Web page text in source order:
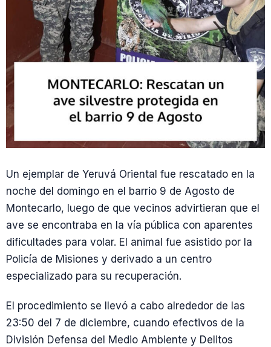
Un ejemplar de Yeruvá Oriental fue rescatado en la
noche del domingo en el barrio 9 de Agosto de
Montecarlo, luego de que vecinos advirtieran que el
ave se encontraba en la vía pública con aparentes
dificultades para volar. El animal fue asistido por la
Policía de Misiones y derivado a un centro
especializado para su recuperación.
El procedimiento se llevó a cabo alrededor de las
23:50 del 7 de diciembre, cuando efectivos de la
División Defensa del Medio Ambiente y Delitos